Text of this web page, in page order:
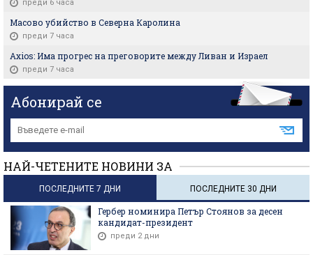
преди 6 часа
Масово убийство в Северна Каролина
преди 7 часа
Axios: Има прогрес на преговорите между Ливан и Израел
преди 7 часа
Абонирай се
НАЙ-ЧЕТЕНИТЕ НОВИНИ ЗА
ПОСЛЕДНИТЕ 7 ДНИ ПОСЛЕДНИТЕ 30 ДНИ
Гербер номинира Петър Стоянов за десен
кандидат-президент
преди 2 дни